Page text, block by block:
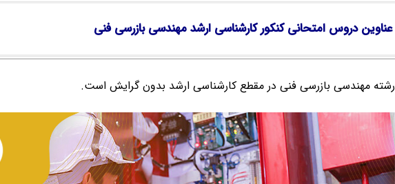
عناوین دروس امتحانی کنکور کارشناسی ارشد مهندسی بازرسی فنی
رشته مهندسی بازرسی فنی در مقطع کارشناسی ارشد بدون گرایش است.